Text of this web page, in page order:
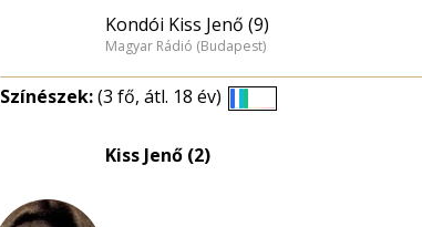
Kondói Kiss Jenő (9)
Magyar Rádió (Budapest)
Színészek:(3 fő, átl. 18 év)
Kiss Jenő (2)